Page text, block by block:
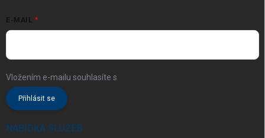
E-MAIL
Vložením e-mailu souhlasíte s
Přihlásit se
NABÍDKA SLUŽEB